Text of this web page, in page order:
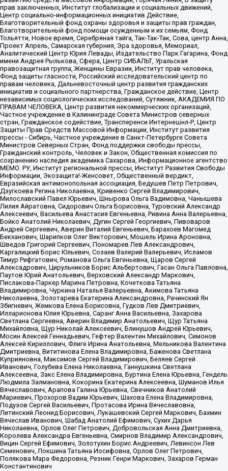
прав заключенных, Институт глобализации и социальных движений,
Центр социально-информационных инициатив Действие,
Благотворительный фонд охраны здоровья и защиты прав граждан,
Благотворительный фонд помощи осужденным и их семьям, Фонд
Тольятти, Новое время, Серебряная тайга, Так-Так-Так, Сова, центр Анна,
Проект Апрель, Самарская губерния, Эра здоровья, Мемориал,
Аналитический Центр Юрия Левады, Издательство Парк Гагарина, Фонд
имени Андрея Рылькова, Сфера, Центр СИБАЛЬТ, Уральская
правозащитная группа, Женщины Евразии, Институт прав человека,
Фонд защиты гласности, Российский исследовательский центр по
правам человека, Дальневосточный центр развития гражданских
инициатив и социального партнерства, Гражданское действие, Центр
независимых социологических исследований, Сутяжник, АКАДЕМИЯ ПО
ПРАВАМ ЧЕЛОВЕКА, Центр развития некоммерческих организаций,
Частное учреждение в Калининграде Совета Министров северных
стран, Гражданское содействие, Трансперенси Интернешнл-Р, Центр
Защиты Прав Средств Массовой Информации, Институт развития
прессы - Сибирь, Частное учреждение в Санкт-Петербурге Совета
Министров Северных Стран, Фонд поддержки свободы прессы,
Гражданский контроль, Человек и Закон, Общественная комиссия по
сохранению наследия академика Сахарова, Информационное агентство
МЕМО. РУ, Институт региональной прессы, Институт Развития Свободы
Информации, Экозащита!-Женсовет, Общественный вердикт,
Евразийская антимонопольная ассоциация, Бедушев Петр Петрович,
Дзугкоева Регина Николаевна, Кривенко Сергей Владимирович,
Милославский Павел Юрьевич, Шнырова Ольга Вадимовна, Чанышева
Лилия Айратовна, Сидорович Ольга Борисовна, Туровский Александр
Алексеевич, Васильева Анастасия Евгеньевна, Ривина Анна Валерьевна,
Бойко Анатолий Николаевич, Дугин Сергей Георгиевич, Пивоваров
Андрей Сергеевич, Аверин Виталий Евгеньевич, Барахоев Магомед
Бекханович, Шарипков Олег Викторович, Мошель Ирина Ароновна,
Шведов Григорий Сергеевич, Пономарев Лев Александрович,
Каргалицкий Борис Юльевич, Созаев Валерий Валерьевич, Исламов
Тимур Рифгатович, Романова Ольга Евгеньевна, Щаров Сергей
Алексадрович, Цирульников Борис Альбертович, Гасан Ольга Павловна,
Паутов Юрий Анатольевич, Верховский Александр Маркович,
Пислакова-Паркер Марина Петровна, Кочеткова Татьяна
Владимировна, Чуркина Наталья Валерьевна, Акимова Татьяна
Николаевна, Золотарева Екатерина Александровна, Рачинский Ян
Збигневич, Жемкова Елена Борисовна, Гудков Лев Дмитриевич,
Илларионова Юлия Юрьевна, Саранг Анна Васильевна, Захарова
Светлана Сергеевна, Аверин Владимир Анатольевич, Щур Татьяна
Михайловна, Щур Николай Алексеевич, Блинушов Андрей Юрьевич,
Мосин Алексей Геннадьевич, Гефтер Валентин Михайлович, Симонов
Алексей Кириллович, Флиге Ирина Анатольевна, Мельникова Валентина
Дмитриевна, Вититинова Елена Владимировна, Баженова Светлана
Куприяновна, Максимов Сергей Владимирович, Беляев Сергей
Иванович, Голубева Елена Николаевна, Ганнушкина Светлана
Алексеевна, Закс Елена Владимировна, Буртина Елена Юрьевна, Гендель
Людмила Залмановна, Кокорина Екатерина Алексеевна, Шуманов Илья
Вячеславович, Арапова Галина Юрьевна, Свечников Анатолий
Мариевич, Прохоров Вадим Юрьевич, Шахова Елена Владимировна,
Подузов Сергей Васильевич, Протасова Ирина Вячеславовна,
Литинский Леонид Борисович, Лукашевский Сергей Маркович, Бахмин
Вячеслав Иванович, Шабад Анатолий Ефимович, Сухих Дарья
Николаевна, Орлов Олег Петрович, Добровольская Анна Дмитриевна,
Королева Александра Евгеньевна, Смирнов Владимир Александрович,
Вицин Сергей Ефимович, Золотухин Борис Андреевич, Левинсон Лев
Семенович, Локшина Татьяна Иосифовна, Орлов Олег Петрович,
Полякова Мара Федоровна, Резник Генри Маркович, Захаров Герман
Константинович